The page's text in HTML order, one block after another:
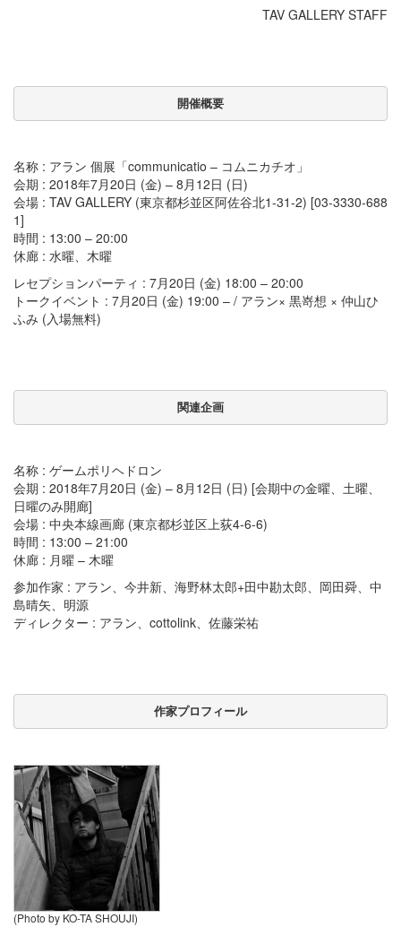
TAV GALLERY STAFF
開催概要
名称 : アラン 個展「communicatio – コムニカチオ」
会期 : 2018年7月20日 (金) – 8月12日 (日)
会場 : TAV GALLERY (東京都杉並区阿佐谷北1-31-2) [03-3330-688
1]
時間 : 13:00 – 20:00
休廊 : 水曜、木曜
レセプションパーティ : 7月20日 (金) 18:00 – 20:00
トークイベント : 7月20日 (金) 19:00 – / アラン× 黒嵜想 × 仲山ひ
ふみ (入場無料)
関連企画
名称 : ゲームポリヘドロン
会期 : 2018年7月20日 (金) – 8月12日 (日) [会期中の金曜、土曜、
日曜のみ開廊]
会場 : 中央本線画廊 (東京都杉並区上荻4-6-6)
時間 : 13:00 – 21:00
休廊 : 月曜 – 木曜
参加作家 : アラン、今井新、海野林太郎+田中勘太郎、岡田舜、中
島晴矢、明源
ディレクター : アラン、cottolink、佐藤栄祐
作家プロフィール
(Photo by KO-TA SHOUJI)